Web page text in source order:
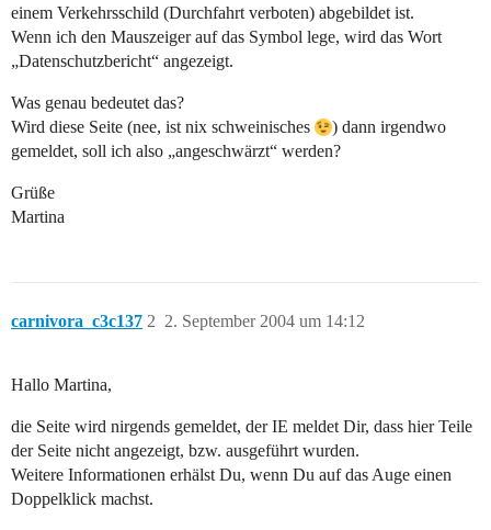
einem Verkehrsschild (Durchfahrt verboten) abgebildet ist.
Wenn ich den Mauszeiger auf das Symbol lege, wird das Wort
„Datenschutzbericht“ angezeigt.
Was genau bedeutet das?
Wird diese Seite (nee, ist nix schweinisches
) dann irgendwo
gemeldet, soll ich also „angeschwärzt“ werden?
Grüße
Martina
carnivora_c3c137 2. September 2004 um 14:12
2
Hallo Martina,
die Seite wird nirgends gemeldet, der IE meldet Dir, dass hier Teile
der Seite nicht angezeigt, bzw. ausgeführt wurden.
Weitere Informationen erhälst Du, wenn Du auf das Auge einen
Doppelklick machst.